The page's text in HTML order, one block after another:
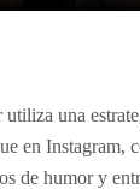
utiliza una
en Instagram,
de humor y